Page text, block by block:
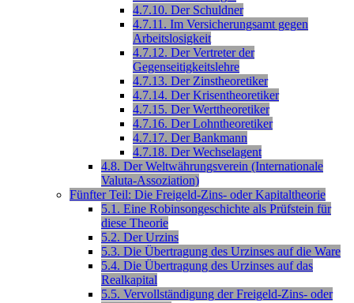
4.7.10. Der Schuldner
4.7.11. Im Versicherungsamt gegen
Arbeitslosigkeit
4.7.12. Der Vertreter der
Gegenseitigkeitslehre
4.7.13. Der Zinstheoretiker
4.7.14. Der Krisentheoretiker
4.7.15. Der Werttheoretiker
4.7.16. Der Lohntheoretiker
4.7.17. Der Bankmann
4.7.18. Der Wechselagent
4.8. Der Weltwährungsverein (Internationale
Valuta-Assoziation)
Fünfter Teil: Die Freigeld-Zins- oder Kapitaltheorie
5.1. Eine Robinsongeschichte als Prüfstein für
diese Theorie
5.2. Der Urzins
5.3. Die Übertragung des Urzinses auf die Ware
5.4. Die Übertragung des Urzinses auf das
Realkapital
5.5. Vervollständigung der Freigeld-Zins- oder